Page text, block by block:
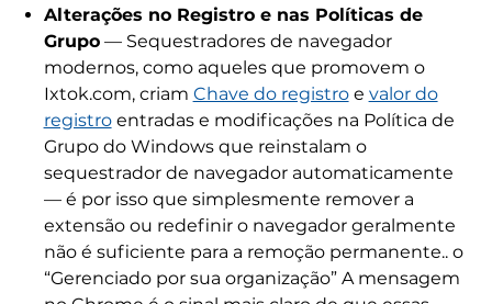
Alterações no Registro e nas Políticas de
Grupo— Sequestradores de navegador
modernos, como aqueles que promovem o
Ixtok.com, criam Chave do registroe valor do
registroentradas e modificações na Política de
Grupo do Windows que reinstalam o
sequestrador de navegador automaticamente
— é por isso que simplesmente remover a
extensão ou redefinir o navegador geralmente
não é suficiente para a remoção permanente.. o
“Gerenciado por sua organização” A mensagem